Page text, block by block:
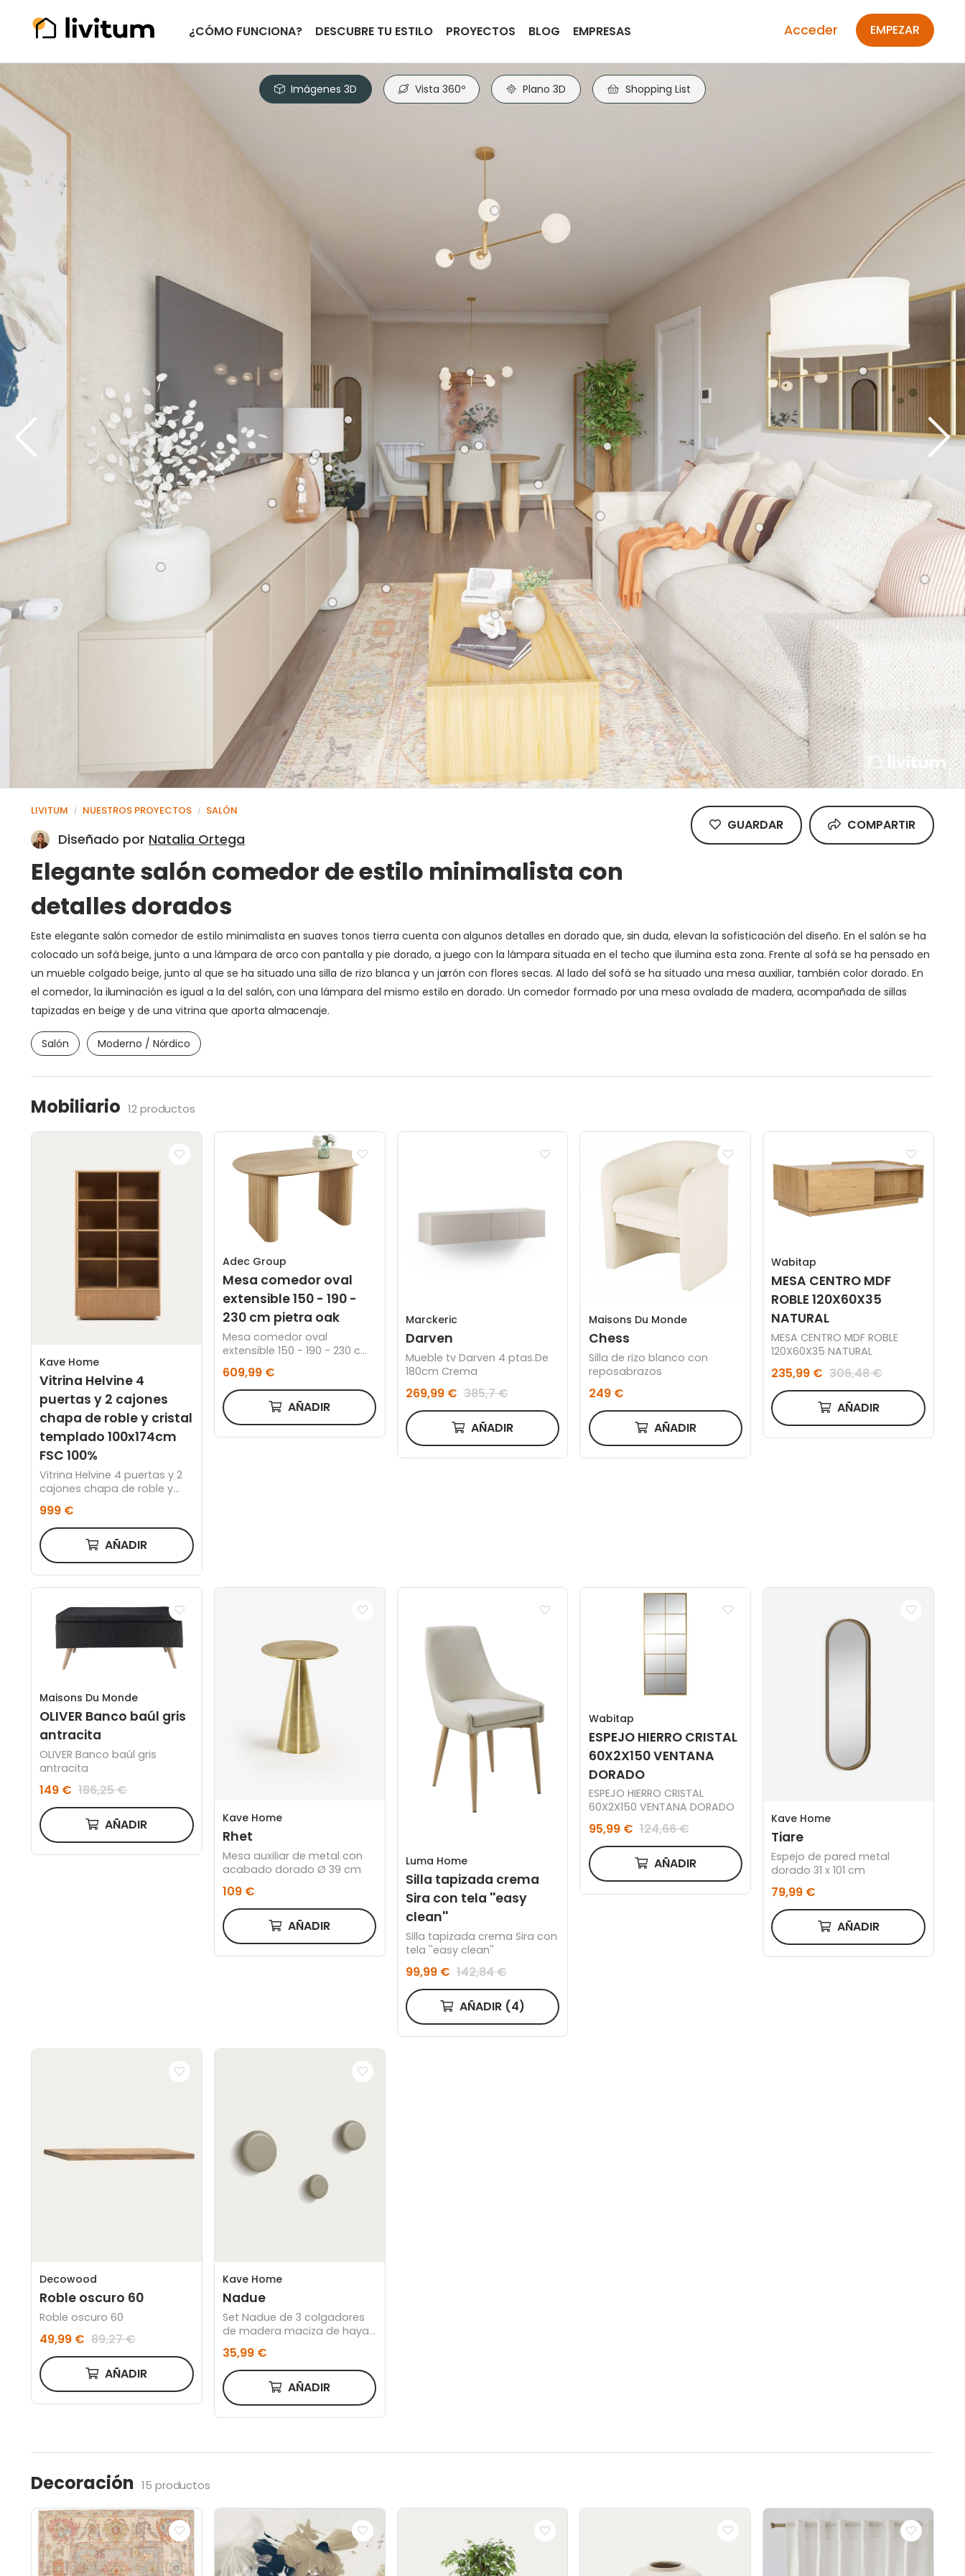
¿CÓMO FUNCIONA? DESCUBRE TU ESTILO PROYECTOS BLOG EMPRESAS EMPEZAR
Acceder
Imágenes 3D Vista 360º Plano 3D Shopping List
LIVITUM / NUESTROS PROYECTOS / SALÓN
Diseñado por Natalia Ortega
Elegante salón comedor de estilo minimalista con
detalles dorados
GUARDAR COMPARTIR
Este elegante salón comedor de estilo minimalista en suaves tonos tierra cuenta con algunos detalles en dorado que, sin duda, elevan la sofisticación del diseño. En el salón se ha
colocado un sofá beige, junto a una lámpara de arco con pantalla y pie dorado, a juego con la lámpara situada en el techo que ilumina esta zona. Frente al sofá se ha pensado en
un mueble colgado beige, junto al que se ha situado una silla de rizo blanca y un jarrón con flores secas. Al lado del sofá se ha situado una mesa auxiliar, también color dorado. En
el comedor, la iluminación es igual a la del salón, con una lámpara del mismo estilo en dorado. Un comedor formado por una mesa ovalada de madera, acompañada de sillas
tapizadas en beige y de una vitrina que aporta almacenaje.
Salón Moderno / Nórdico
Mobiliario 12 productos
Kave Home
Vitrina Helvine 4
puertas y 2 cajones
chapa de roble y cristal
templado 100x174cm
FSC 100%
Vitrina Helvine 4 puertas y 2
cajones chapa de roble y
FSC 100%
999 €
AÑADIR
Adec Group
Mesa comedor oval
extensible 150 - 190 -
230 cm pietra oak
Mesa comedor oval
extensible 150 - 190 - 230 cm
609,99 €
AÑADIR
Marckeric
Darven
Mueble tv Darven 4 ptas.De
180cm Crema
269,99 € 385,7 €
AÑADIR
Maisons Du Monde
Chess
Silla de rizo blanco con
reposabrazos
249 €
AÑADIR
Wabitap
MESA CENTRO MDF
ROBLE 120X60X35
NATURAL
MESA CENTRO MDF ROBLE
120X60X35 NATURAL
235,99 € 306,48 €
AÑADIR
Maisons Du Monde
OLIVER Banco baúl gris
antracita
OLIVER Banco baúl gris
antracita
149 € 186,25 €
AÑADIR Kave Home
Rhet
Mesa auxiliar de metal con
acabado dorado Ø 39 cm
109 €
AÑADIR
Luma Home
Silla tapizada crema
Sira con tela ''easy
clean''
Silla tapizada crema Sira con
tela ''easy clean''
99,99 € 142,84 €
AÑADIR (4)
Wabitap
ESPEJO HIERRO CRISTAL
60X2X150 VENTANA
DORADO
ESPEJO HIERRO CRISTAL
60X2X150 VENTANA DORADO
95,99 € 124,66 €
AÑADIR
Kave Home
Tiare
Espejo de pared metal
dorado 31 x 101 cm
79,99 €
AÑADIR
Decowood
Roble oscuro 60
Roble oscuro 60
49,99 € 89,27 €
AÑADIR
Kave Home
Nadue
Set Nadue de 3 colgadores
de madera maciza de haya
con acabado gris
35,99 €
AÑADIR
Decoración 15 productos